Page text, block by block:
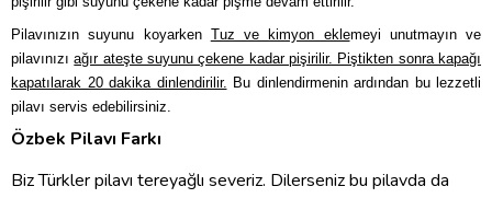
Pilavınızın suyunu koyarken Tuz ve kimyon eklemeyi unutmayın ve
pilavınızıağır ateşte suyunu çekene kadar pişirilir. Piştikten sonra kapağı
kapatılarak 20 dakika dinlendirilir. Bu dinlendirmenin ardından bu lezzetli
pilavı servis edebilirsiniz.
Özbek Pilavı Farkı
Biz Türkler pilavı tereyağlı severiz. Dilerseniz bu pilavda da